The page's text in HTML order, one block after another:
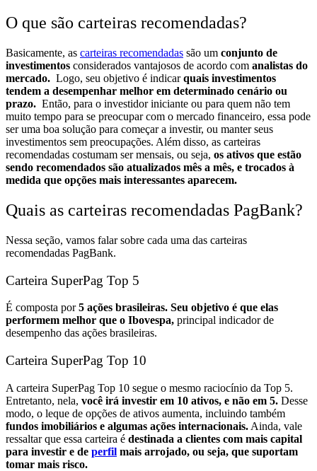
O que são carteiras recomendadas?
Basicamente, as carteiras recomendadas são um conjunto de
investimentos considerados vantajosos de acordo com analistas do
mercado. Logo, seu objetivo é indicarquais investimentos
tendem a desempenhar melhor em determinado cenário ou
prazo. Então, para o investidor iniciante ou para quem não tem
muito tempo para se preocupar com o mercado financeiro, essa pode
ser uma boa solução para começar a investir, ou manter seus
investimentos sem preocupações. Além disso, as carteiras
recomendadas costumam ser mensais, ou seja, os ativos que estão
sendo recomendados são atualizados mês a mês, e trocados à
medida que opções mais interessantes aparecem.
Quais as carteiras recomendadas PagBank?
Nessa seção, vamos falar sobre cada uma das carteiras
recomendadas PagBank.
Carteira SuperPag Top 5
É composta por5 ações brasileiras. Seu objetivo é que elas
performem melhor que o Ibovespa, principal indicador de
desempenho das ações brasileiras.
Carteira SuperPag Top 10
A carteira SuperPag Top 10 segue o mesmo raciocínio da Top 5.
Entretanto, nela, você irá investir em 10 ativos, e não em 5. Desse
modo, o leque de opções de ativos aumenta, incluindo também
fundos imobiliários e algumas ações internacionais. Ainda, vale
ressaltar que essa carteira é destinada a clientes com mais capital
para investir e de perfil mais arrojado, ou seja, que suportam
tomar mais risco.